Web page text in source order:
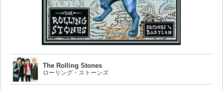
The Rolling Stones
ローリング・ストーンズ